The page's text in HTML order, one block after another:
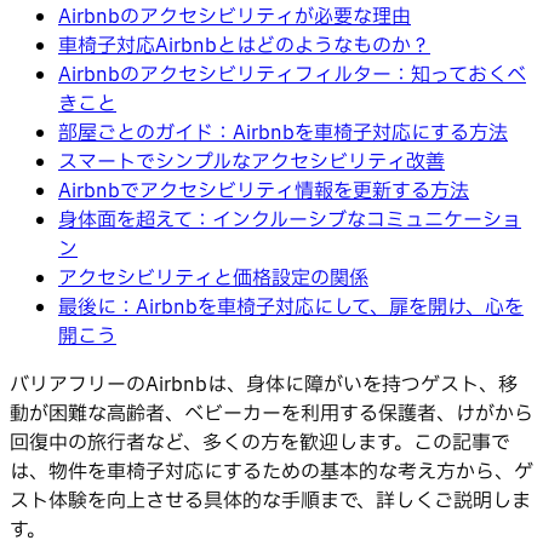
Airbnbのアクセシビリティが必要な理由
車椅子対応Airbnbとはどのようなものか？
Airbnbのアクセシビリティフィルター：知っておくべ
きこと
部屋ごとのガイド：Airbnbを車椅子対応にする方法
スマートでシンプルなアクセシビリティ改善
Airbnbでアクセシビリティ情報を更新する方法
身体面を超えて：インクルーシブなコミュニケーショ
ン
アクセシビリティと価格設定の関係
最後に：Airbnbを車椅子対応にして、扉を開け、心を
開こう
バリアフリーのAirbnbは、身体に障がいを持つゲスト、移
動が困難な高齢者、ベビーカーを利用する保護者、けがから
回復中の旅行者など、多くの方を歓迎します。この記事で
は、物件を車椅子対応にするための基本的な考え方から、ゲ
スト体験を向上させる具体的な手順まで、詳しくご説明しま
す。